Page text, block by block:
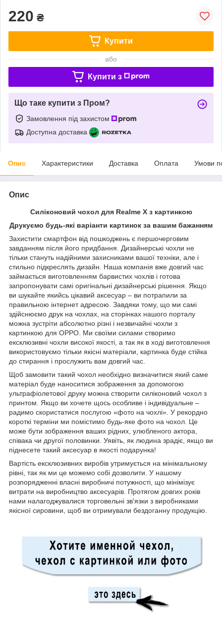
220 ₴
Купити
або
Купити з
Що таке купити з Пром?
Замовлення під захистом
Доступна доставка
Опис Характеристики Доставка Оплата Умови
Опис
Силіконовий чохол для Realme X з картинкою
Друкуємо будь-які варіанти картинок за вашим бажанням
Захистити смартфон від пошкоджень є першочерговим
завданням після його придбання. Дизайнерські чохли не
тільки стануть надійними захисниками вашої техніки, але і
стильно підкреслять дизайн. Наша компанія вже довгий час
займається виготовленням барвистих чохлів і готова
запропонувати самі оригінальні дизайнерські рішення. Якщо
ви шукайте якийсь цікавий аксесуар – ви потрапили за
правильною інтернет адресою. Завдяки тому, що ми самі
здійснюємо друк на чохлах, на сторінках нашого порталу
можна зустріти абсолютно різні і незвичайні чохли з
картинкою для OPPO. Ми своїми силами створимо
ексклюзивні чохли високої якості, а так як в ході виготовлення
використовуємо тільки якісні матеріали, картинка буде стійка
до стирання і прослужить вам довгий час.
Щоб замовити такий чохол необхідно визначитися який саме
матеріал буде наноситися зображення за допомогою
ультрафіолетової друку можна створити силіконовий чохол з
принтом. Якщо ви хочете щось особливе і індивідуальне –
радимо скористатися послугою «фото на чохлі». У рекордно
короткі терміни ми помістимо будь-яке фото на чохол. Це
може бути зображення ваших рідних, улюбленого актора,
співака чи другої половинки. Уявіть, як людина зрадіє, якщо ви
піднесете такий аксесуар в якості подарунка!
Вартість ексклюзивних виробів утримується на мінімальному
рівні, так як ми це можемо собі дозволити. У нашому
розпорядженні власні виробничі потужності, що мінімізує
витрати на виробництво аксесуарів. Протягом довгих років
нами налагоджувалися торговельні зв'язки з виробниками
якісної сировини, щоб ви отримували бездоганну продукцію.